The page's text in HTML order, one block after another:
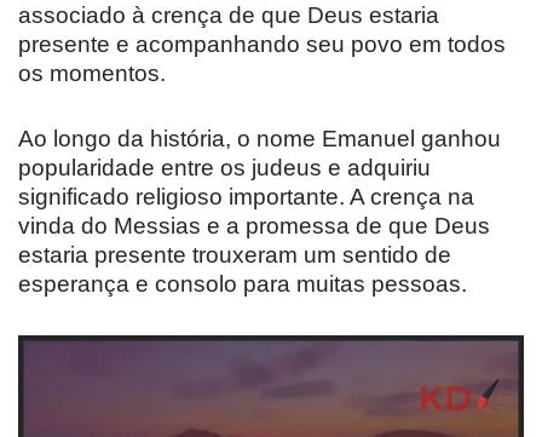
associado à crença de que Deus estaria
presente e acompanhando seu povo em todos
os momentos.
Ao longo da história, o nome Emanuel ganhou
popularidade entre os judeus e adquiriu
significado religioso importante. A crença na
vinda do Messias e a promessa de que Deus
estaria presente trouxeram um sentido de
esperança e consolo para muitas pessoas.